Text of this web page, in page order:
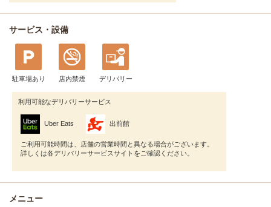
サービス・設備
駐車場あり 店内禁煙 デリバリー
利用可能なデリバリーサービス
Uber Eats 出前館
ご利用可能時間は、店舗の営業時間と異なる場合がございます。
詳しくは各デリバリーサービスサイトをご確認ください。
メニュー